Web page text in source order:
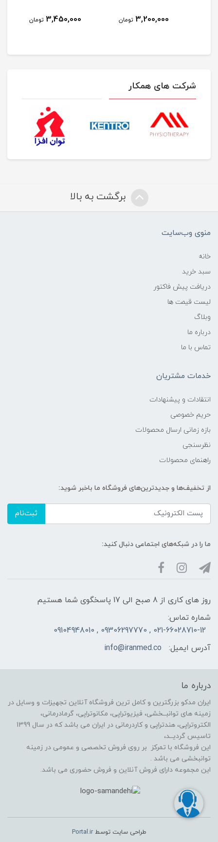
3,200,000 تومان 3,450,000 تومان
شرکت های همکار
برگشت به بالا
منوی وب‌سایت
خانه
سبد خرید
دریافت پیش فاکتور
لیست قیمت ها
وبلاگ
درباره ما
تماس با ما
خدمات مشتریان
انتقادات و پیشنهادات
حریم خصوصی
بازه زمانی ارسال محصولات
نظرسنجی
راهنمای محصولات
از تخفیف‌ها و جدیدترین‌های فروشگاه ما باخبر شوید:
ثبت‌نام
ما را در شبکه‌های اجتماعی دنبال کنید:
روز های کاری از 8 صبح الی 17 پاسخگوی شما هستیم
شماره تماس:
021-66028710-12 , 09306297770 , 09104948010
آدرس ایمیل:
info@iranmed.co
درباره ما
ایران مدکو بزرگترین و کامل ترین فروشگاه آنلاین تجهیزات و وسایل در
زمینه های توانبــخشی، فیزیوتراپی، مکانوتراپی، گرمادرمانی،
الکتروتراپی، هندتراپی و کاردرمانی در ایران می باشد که در سال 1399
تاسیس گردیــد،
این فروشگاه با تمرکز بر روی فروش تخصصی و عمومی در زمینه
توانبخشی می باشد .
این مجموعه دارای فروش آنلاین و فروش حضوری می باشد.
طراحی سایت توسطPortal.ir